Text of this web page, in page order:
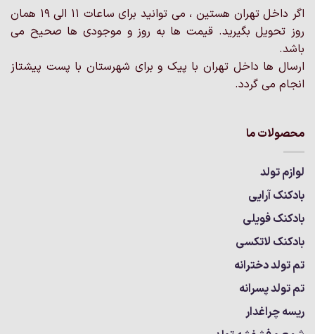
صفحه
محصول
شوند
صفحه
محصول
انتخاب
اگر داخل تهران هستین ، می توانید برای ساعات 11 الی 19 همان
روز تحویل بگیرید. قیمت ها به روز و موجودی ها صحیح می
باشد.
ارسال ها داخل تهران با پیک و برای شهرستان با پست پیشتاز
انجام می گردد.
محصولات ما
لوازم تولد
بادکنک آرایی
بادکنک فویلی
بادکنک لاتکسی
تم تولد دخترانه
تم تولد پسرانه
ریسه چراغدار